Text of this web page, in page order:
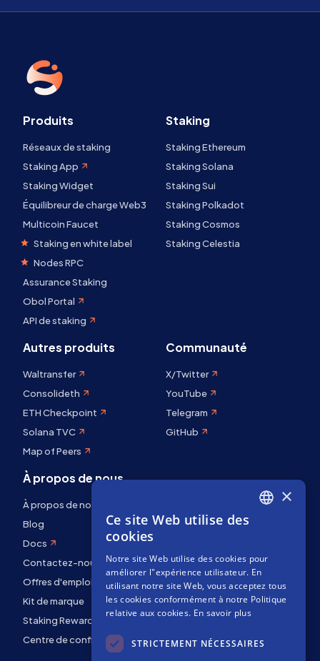
Produits
Réseaux de staking
Staking App
Staking Widget
Équilibreur de charge Web3
Multicoin Faucet
Staking en white label
Nodes RPC
Assurance Staking
Obol Portal
API de staking
Staking
Staking Ethereum
Staking Solana
Staking Sui
Staking Polkadot
Staking Cosmos
Staking Celestia
Autres produits
Waltransfer
Consolideth
ETH Checkpoint
Solana TVC
Map of Peers
Communauté
X/Twitter
YouTube
Telegram
GitHub
À propos de nous
À propos de nous
Blog
Docs
Contactez-nous
Offres d'emploi
Kit de marque
Staking Rewards
Centre de confidentialité
FRENCH
×
Ce site Web utilise des
cookies
Notre site Web utilise des cookies pour
améliorer l"expérience utilisateur. En
utilisant notre site Web, vous acceptez tous
les cookies conformément à notre Politique
relative aux cookies. En savoir plus
STRICTEMENT NÉCESSAIRES